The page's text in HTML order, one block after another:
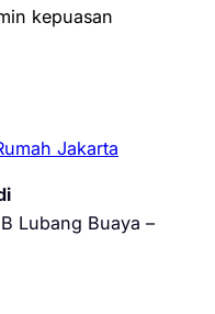
kepuasan
Jakarta
Lubang Buaya –